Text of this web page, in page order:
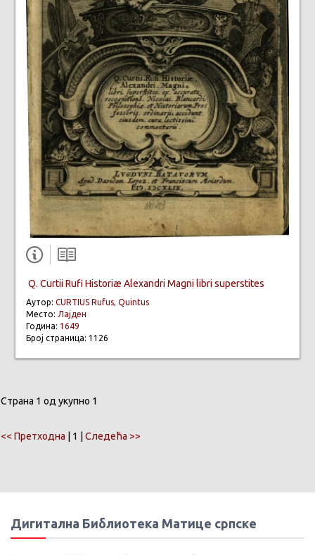
Q. Curtii Rufi Historiæ Alexandri Magni libri superstites
Аутор: CURTIUS Rufus, Quintus
Место: Лајден
Година: 1649
Број страница: 1126
Страна 1 од укупно 1
<< Претходна | 1 | Следећа >>
Дигитална Библиотека Матице српске